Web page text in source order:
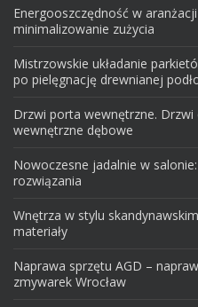
Energooszczędność w
minimalizowanie zużycia
Mistrzowskie układanie
po pielęgnację drewnianej
Drzwi porta wewnętrzne.
wewnętrzne dębowe
Nowoczesne jadalnie w
rozwiązania
Wnętrza w stylu
materiały
Naprawa sprzętu AGD –
zmywarek Wrocław